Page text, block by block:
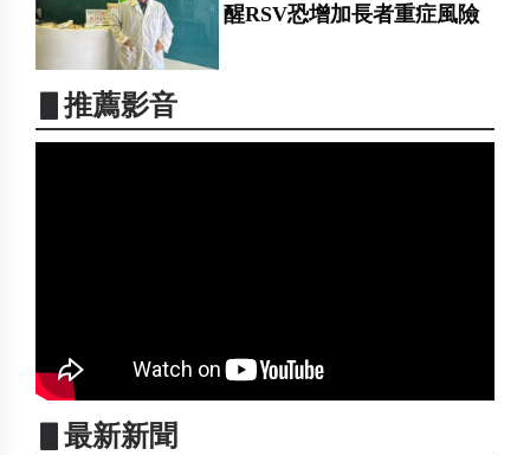
醒RSV恐增加長者重症風險
▋推薦影音
▋最新新聞